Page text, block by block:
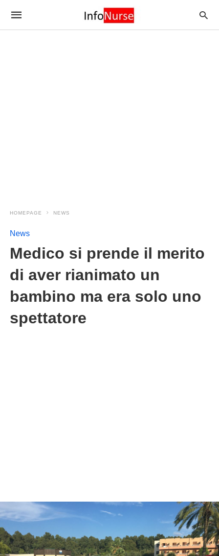
HOMEPAGE NEWS
News
Medico si prende il merito
di aver rianimato un
bambino ma era solo uno
spettatore